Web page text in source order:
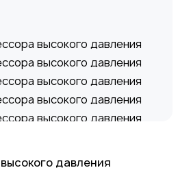
давления